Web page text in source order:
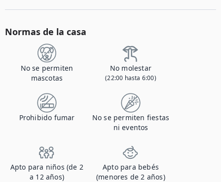
Normas de la casa
No se permiten
mascotas
No molestar
(22:00 hasta 6:00)
Prohibido fumar
No se permiten fiestas
ni eventos
Apto para niños (de 2
a 12 años)
Apto para bebés
(menores de 2 años)